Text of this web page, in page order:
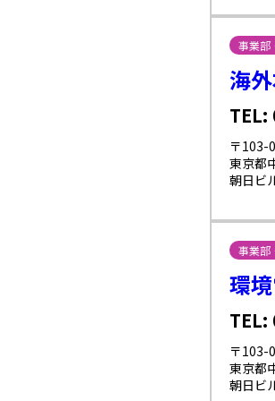
事業部
海
〒103-
東京都
朝日ビ
事業部
環
〒103-
東京都
朝日ビ